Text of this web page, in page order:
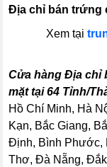
Địa chỉ bán trứng
Xem tại
Cửa hàng Địa chỉ
mặt tại 64 Tỉnh/
Hồ Chí Minh, Hà
Kạn, Bắc Giang,
Định, Bình Phước,
Thơ, Đà Nẵng,